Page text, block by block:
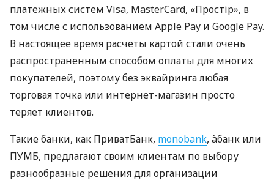
платежных систем Visa, MasterCard, «Простір», в
том числе с использованием Apple Pay и Google Pay.
В настоящее время расчеты картой стали очень
распространенным способом оплаты для многих
покупателей, поэтому без эквайринга любая
торговая точка или интернет-магазин просто
теряет клиентов.
Такие банки, как ПриватБанк, monobank, àбанк или
ПУМБ, предлагают своим клиентам по выбору
разнообразные решения для организации